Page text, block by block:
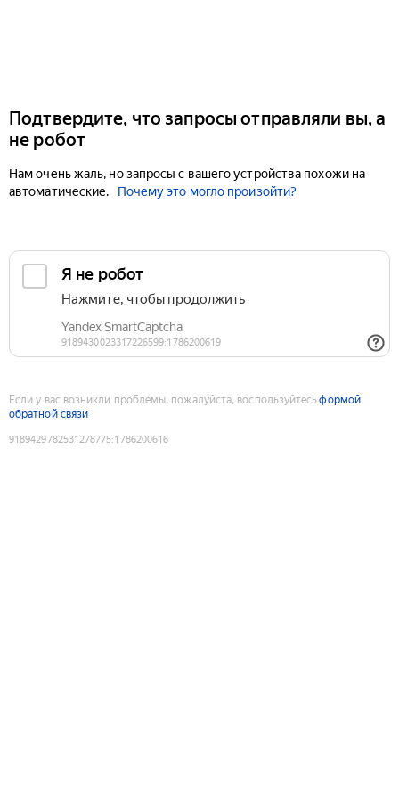
Подтвердите, что запросы отправляли вы, а
не робот
Нам очень жаль, но запросы с вашего устройства похожи на
автоматические.
Почему это могло произойти?
Если у вас возникли проблемы, пожалуйста, воспользуйтесьформой
обратной связи
9189429782531278775:1786200616